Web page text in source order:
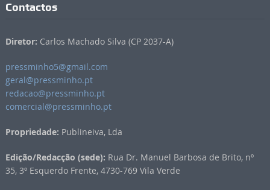
Contactos
Diretor: Carlos Machado Silva (CP 2037-A)
pressminho5@gmail.com
geral@pressminho.pt
redacao@pressminho.pt
comercial@pressminho.pt
Propriedade: Publineiva, Lda
Edição/Redacção (sede): Rua Dr. Manuel Barbosa de Brito, nº
35, 3º Esquerdo Frente, 4730-769 Vila Verde